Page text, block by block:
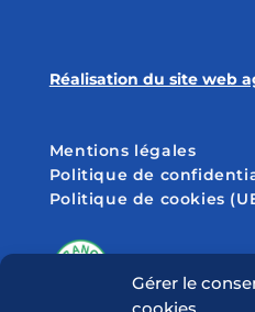
Gérer le
Réalisation du site web
Mentions légales
Politique de
Politique de cookies